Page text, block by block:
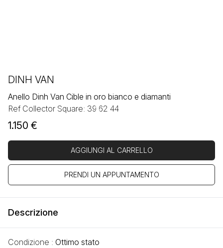
DINH VAN
Anello Dinh Van Cible in oro bianco e diamanti
Ref Collector Square: 39 62 44
1.150 €
AGGIUNGI AL CARRELLO
PRENDI UN APPUNTAMENTO
Descrizione
Condizione : Ottimo stato